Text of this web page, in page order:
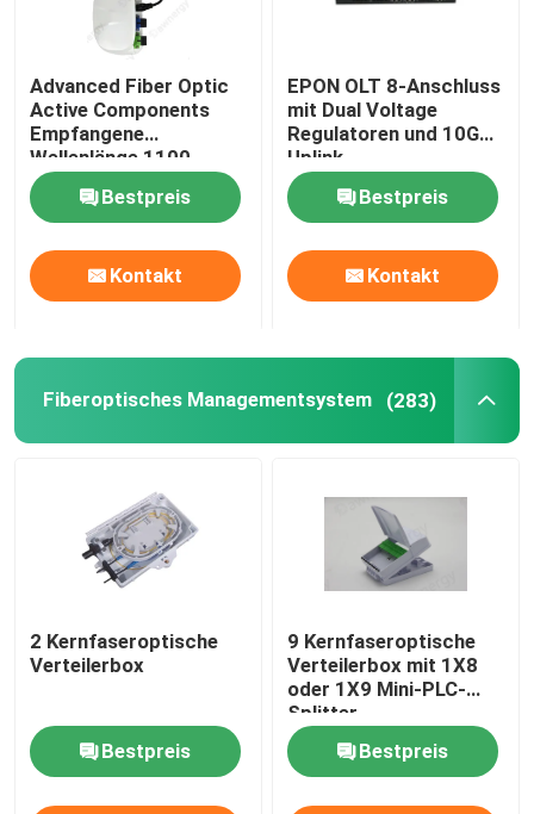
Videos
Über uns
Fabrik-Ausflug
Advanced Fiber Optic
Active Components
Empfangene
Wellenlänge 1100-
1600nm 1550nm
CTB≥65dB
Inbandfläche ±1dB 47-
1006 MHz
Bestpreis
Kontakt
EPON OLT 8-Anschluss
mit Dual Voltage
Regulatoren und 10G
Uplink
Bestpreis
Kontakt
Fiberoptisches Managementsystem (283)
2 Kernfaseroptische
Verteilerbox
Bestpreis
9 Kernfaseroptische
Verteilerbox mit 1X8
oder 1X9 Mini-PLC-
Splitter
Bestpreis